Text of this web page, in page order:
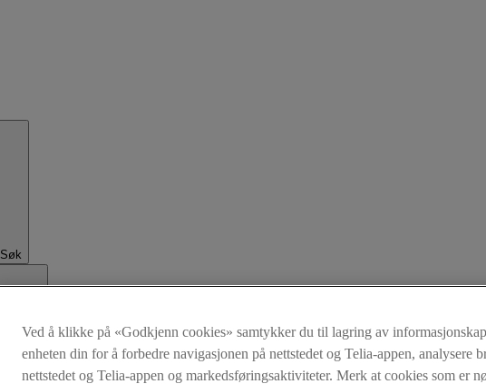
Søk
Ved å klikke på «Godkjenn cookies» samtykker du til lagring av
enheten din for å forbedre navigasjonen på nettstedet og Telia-appen, analysere
nettstedet og Telia-appen og markedsføringsaktiviteter. Merk at cookies som er